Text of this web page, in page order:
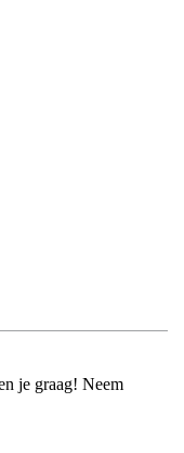
je graag! Neem